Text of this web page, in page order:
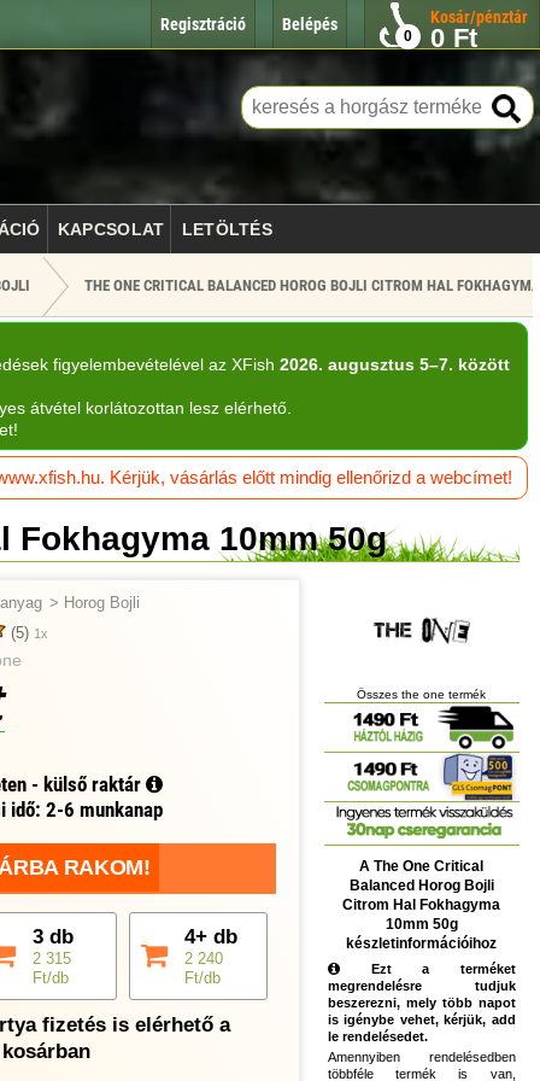
0
Kosár/pénztár
0 Ft
Belépés
Regisztráció
KAPCSOLAT LETÖLTÉS
THE ONE CRITICAL BALANCED HOROG BOJLI CITROM HAL
figyelembevételével az XFish 2026. augusztus 5–7. között
átvétel korlátozottan lesz elérhető.
Kérjük, vásárlás előtt mindig ellenőrizd a webcímet!
Fokhagyma 10mm 50g
> Horog Bojli
(5) 1x
- külső raktár
idő: 2-6 munkanap
RAKOM!
3 db
2 315
Ft/db
4+ db
2 240
Ft/db
fizetés is elérhető a
kosárban
Összes the one termék
A The One Critical
Balanced Horog Bojli
Citrom Hal Fokhagyma
10mm 50g
készletinformációihoz
Ezt a terméket
megrendelésre tudjuk
beszerezni, mely több napot
is igénybe vehet, kérjük, add
le rendelésedet.
Amennyiben rendelésedben
többféle termék is van,